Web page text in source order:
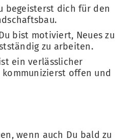
begeisterst dich für den
bist motiviert, Neues zu
zu arbeiten.
ein verlässlicher
kommunizierst offen und
wenn auch Du bald zu